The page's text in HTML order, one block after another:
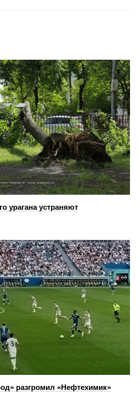
урагана устраняют
разгромил «Нефтехимик»